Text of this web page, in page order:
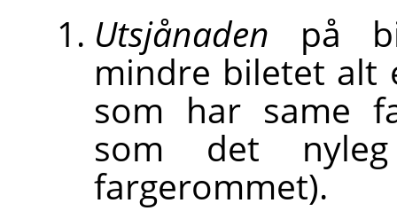
Utsjånaden på
mindre biletet alt
som har same
som det
fargerommet).